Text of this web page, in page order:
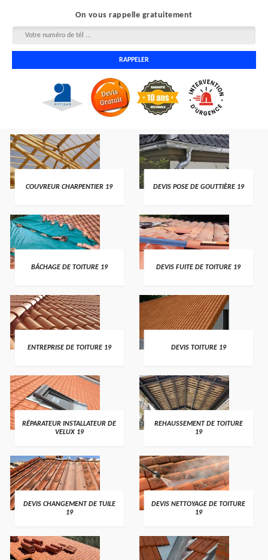
On vous rappelle gratuitement
COUVREUR CHARPENTIER 19 DEVIS POSE DE GOUTTIÈRE 19
BÂCHAGE DE TOITURE 19 DEVIS FUITE DE TOITURE 19
ENTREPRISE DE TOITURE 19 DEVIS TOITURE 19
RÉPARATEUR INSTALLATEUR DE
VELUX 19
REHAUSSEMENT DE TOITURE
19
DEVIS CHANGEMENT DE TUILE
19
DEVIS NETTOYAGE DE TOITURE
19